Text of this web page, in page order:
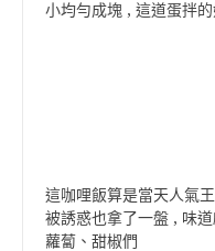
小均勻成塊 , 這道蛋拌
這咖哩飯算是當天人氣
被誘惑也拿了一盤 , 味
蘿蔔、甜椒們